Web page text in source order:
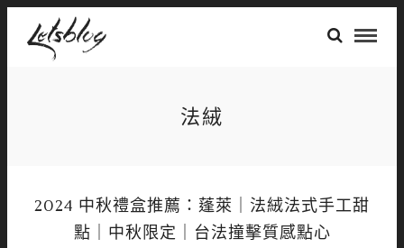
法絨
2024 中秋禮盒推薦：蓬萊｜法絨法式手工甜
點｜中秋限定｜台法撞擊質感點心